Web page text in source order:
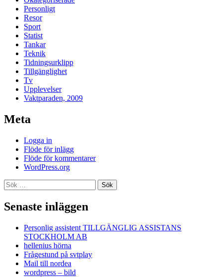
Personligt
Resor
Sport
Statist
Tankar
Teknik
Tidningsurklipp
Tillgänglighet
Tv
Upplevelser
Vaktparaden, 2009
Meta
Logga in
Flöde för inlägg
Flöde för kommentarer
WordPress.org
Sök
efter:
Senaste inläggen
Personlig assistent TILLGÄNGLIG ASSISTANS
STOCKHOLM AB
hellenius hörna
Frågestund på svtplay
Mail till nordea
wordpress – bild